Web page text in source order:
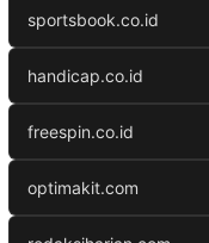
sportsbook.co.id
handicap.co.id
freespin.co.id
optimakit.com